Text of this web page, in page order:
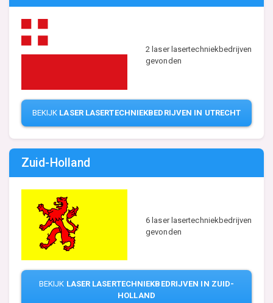
2 laser lasertechniekbedrijven
gevonden
BEKIJK LASER LASERTECHNIEKBEDRIJVEN IN UTRECHT
Zuid-Holland
6 laser lasertechniekbedrijven
gevonden
BEKIJK LASER LASERTECHNIEKBEDRIJVEN IN ZUID-
HOLLAND